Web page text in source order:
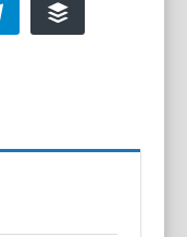
Telegram Buffer